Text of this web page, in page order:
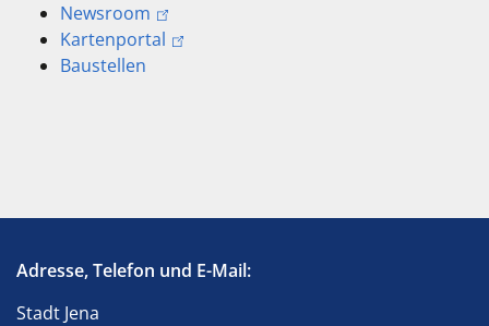
Newsroom
Kartenportal
Baustellen
Adresse, Telefon und E-Mail:
Stadt Jena